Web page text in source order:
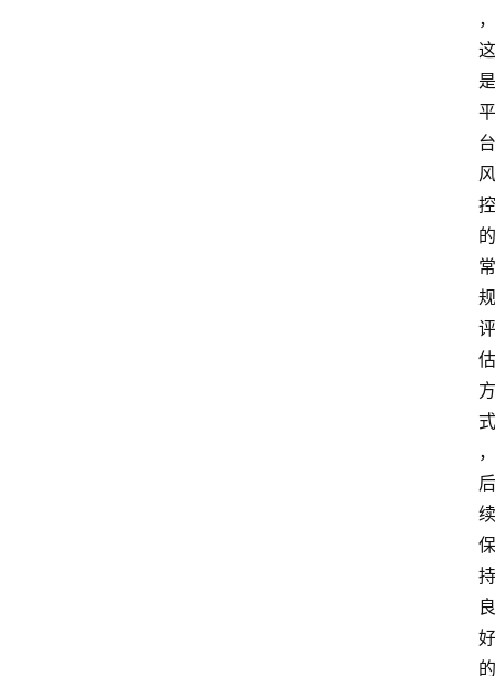
，
这
是
平
台
风
控
的
常
规
评
估
方
式
，
后
续
保
持
良
好
的